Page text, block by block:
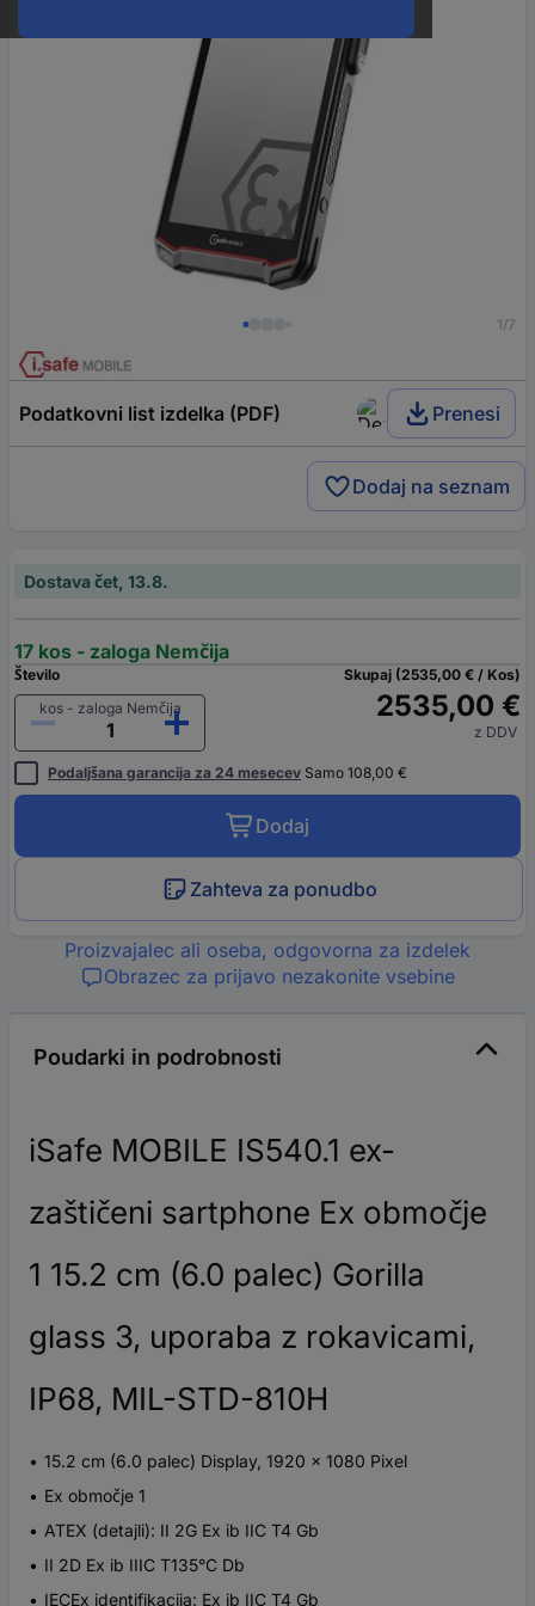
1/7
Podatkovni list izdelka (PDF) Prenesi
Dodaj na seznam
Dostava čet, 13.8.
17 kos - zaloga Nemčija
Število
kos - zaloga Nemčija
Skupaj (2535,00 € / Kos)
2535,00 €
z DDV
Podaljšana garancija za 24 mesecev Samo 108,00 €
Dodaj
Zahteva za ponudbo
Proizvajalec ali oseba, odgovorna za izdelek
Obrazec za prijavo nezakonite vsebine
Poudarki in podrobnosti
iSafe MOBILE IS540.1 ex-
zaštičeni sartphone Ex območje
1 15.2 cm (6.0 palec) Gorilla
glass 3, uporaba z rokavicami,
IP68, MIL-STD-810H
15.2 cm (6.0 palec) Display, 1920 x 1080 Pixel
Ex območje 1
ATEX (detajli): II 2G Ex ib IIC T4 Gb
II 2D Ex ib IIIC T135°C Db
IECEx identifikacija: Ex ib IIC T4 Gb